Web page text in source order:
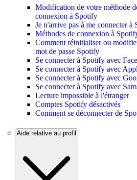
Modification de votre méthode
connexion à Spotify
Je n'arrive pas à me connecter à
Méthodes de connexion à
Comment réinitialiser ou
mot de passe Spotify
Se connecter à Spotify avec
Se connecter à Spotify avec
Se connecter à Spotify avec
Se connecter à Spotify avec
Lecture impossible à l'étranger
Comptes Spotify désactivés
Comment se déconnecter de
Aide relative au profil